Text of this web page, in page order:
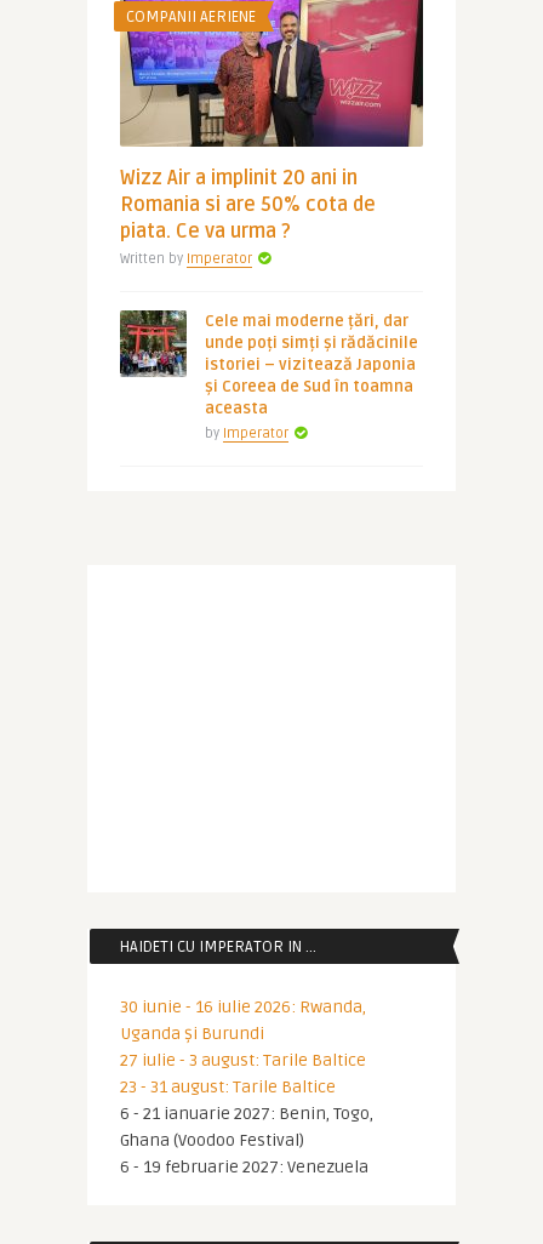
COMPANII AERIENE
Wizz Air a implinit 20 ani in
Romania si are 50% cota de
piata. Ce va urma ?
Written by Imperator
Cele mai moderne țări, dar
unde poți simți și rădăcinile
istoriei – vizitează Japonia
și Coreea de Sud în toamna
aceasta
by Imperator
HAIDETI CU IMPERATOR IN …
30 iunie - 16 iulie 2026: Rwanda,
Uganda și Burundi
27 iulie - 3 august: Tarile Baltice
23 - 31 august: Tarile Baltice
6 - 21 ianuarie 2027: Benin, Togo,
Ghana (Voodoo Festival)
6 - 19 februarie 2027: Venezuela